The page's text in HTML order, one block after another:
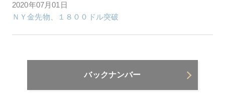
2020年07月01日
ＮＹ金先物、１８００ドル突破
バックナンバー